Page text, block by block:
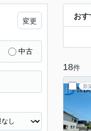
おす
18件
新
変更
中古